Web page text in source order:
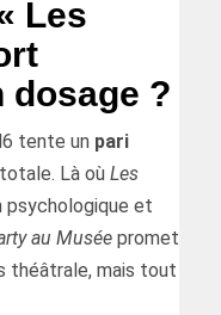
Les
dosage ?
tente un pari
Là où Les
psychologique et
au Musée promet
théâtrale, mais tout